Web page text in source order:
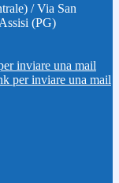
/ Via San
(PG)
inviare una mail
per inviare una mail